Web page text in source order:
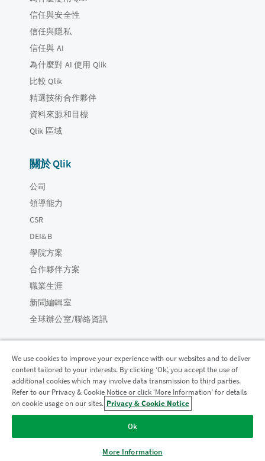
信任與安全性
信任與隱私
信任與 AI
為什麼對 AI 使用 Qlik
比較 Qlik
精選技術合作夥伴
資料來源和目標
Qlik 區域
關於 Qlik
公司
領導能力
CSR
DEI&B
學院方案
合作夥伴方案
職業生涯
新聞編輯室
全球辦公室/聯絡資訊
Qlik 社群
法律合約 產品條款 Legal Policies
法律條規
Do Not Share My Info
We use cookies to improve your experience with our websites and to deliver
content tailored to your interests. By clicking ‘Ok’, you accept the use of
additional cookies which may involve data transmission to third parties.
Refer to our Privacy & Cookie Notice or click ‘More Information’ for details
on cookie usage on our sites. Privacy & Cookie Notice
Ok
More Information